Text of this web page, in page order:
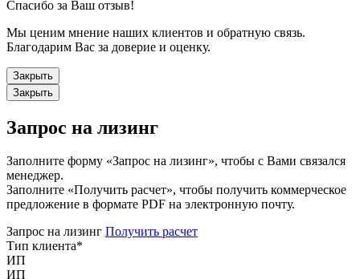
Спасибо за Ваш отзыв!
Мы ценим мнение наших клиентов и обратную связь.
Благодарим Вас за доверие и оценку.
Закрыть
Закрыть
Запрос на лизинг
Заполните форму «Запрос на лизинг», чтобы с Вами связался
менеджер.
Заполните «Получить расчет», чтобы получить коммерческое
предложение в формате PDF на электронную почту.
Запрос на лизинг Получить расчет
Тип клиента*
ИП
ИП